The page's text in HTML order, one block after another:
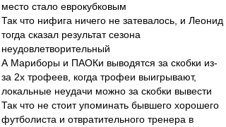
место стало еврокубковым
Так что нифига ничего не затевалось, и Леонид
тогда сказал результат сезона
неудовлетворительный
А Мариборы и ПАОКи выводятся за скобки из-
за 2х трофеев, когда трофеи выигрывают,
локальные неудачи можно за скобки вывести
Так что не стоит упоминать бывшего хорошего
футболиста и отвратительного тренера в